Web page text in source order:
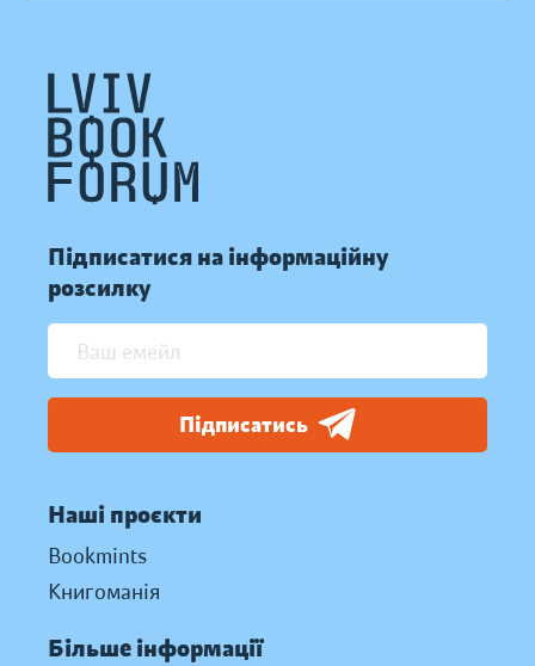
Підписатися на інформаційну
розсилку
Підписатись
Наші проєкти
Bookmints
Книгоманія
Більше інформації